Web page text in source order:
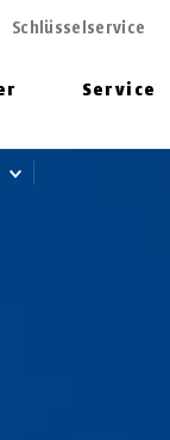
Service
Schlüssel­service